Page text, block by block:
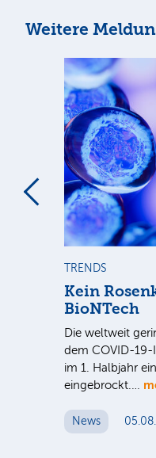
Weitere
TRENDS
Kein
BioNTech
Die weltweit
dem COVID-
im 1. Halbjahr
eingebrockt.…
News